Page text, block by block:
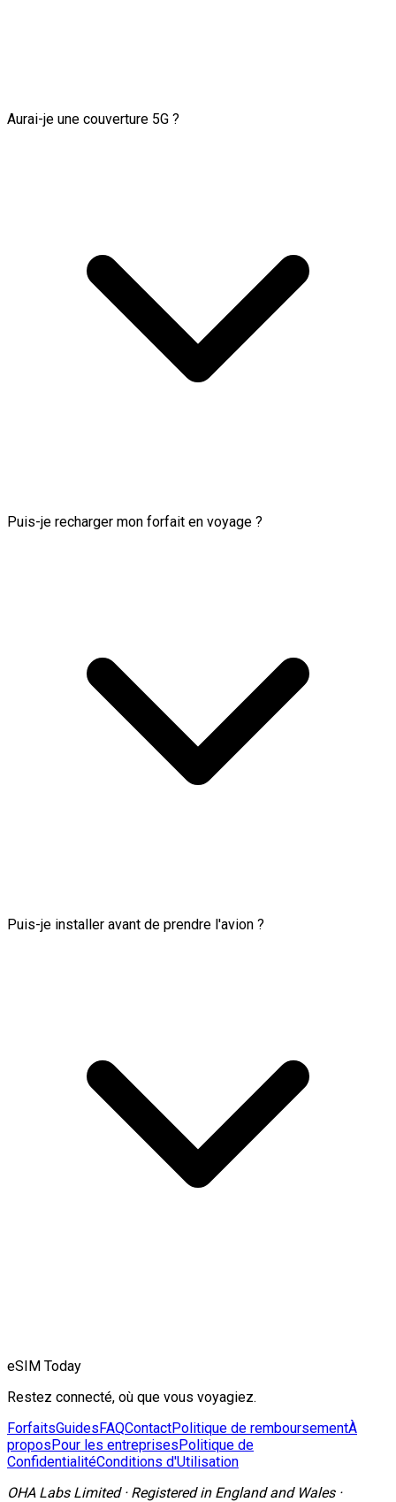
Aurai-je une couverture 5G ?
Puis-je recharger mon forfait en voyage ?
Puis-je installer avant de prendre l'avion ?
eSIM Today
Restez connecté, où que vous voyagiez.
ForfaitsGuidesFAQContactPolitique de remboursementÀ
proposPour les entreprisesPolitique de
ConfidentialitéConditions d'Utilisation
OHA Labs Limited· Registered in England and Wales·